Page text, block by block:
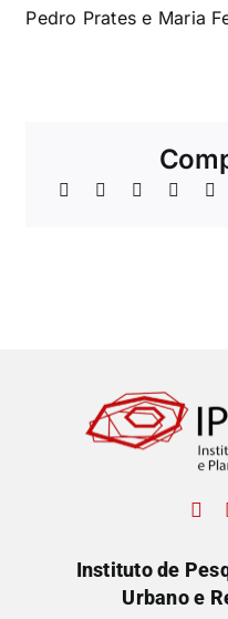
Pedro Prates e Maria
Instituto de
Urbano e